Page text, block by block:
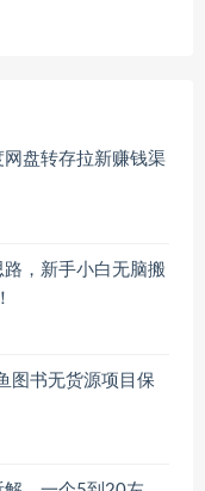
盘转存拉新赚钱渠
，新手小白无脑搬
图书无货源项目保